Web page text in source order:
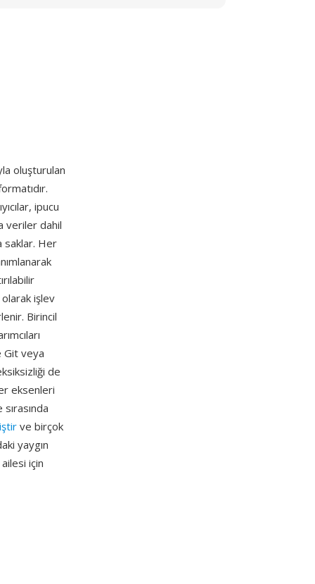
oluşturulan
ipucu
veriler dahil
saklar. Her
olarak işlev
Birincil
Git veya
de
eksenleri
ve birçok
yaygın
için